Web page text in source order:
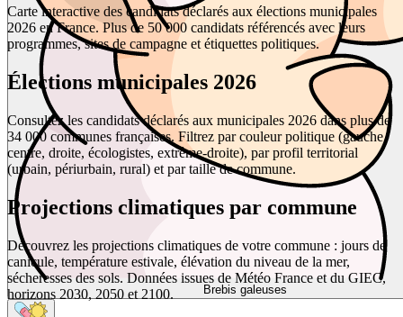
Brebis galeuses
Carte interactive des candidats déclarés aux élections municipales
2026 en France. Plus de 50 000 candidats référencés avec leurs
programmes, sites de campagne et étiquettes politiques.
Élections municipales 2026
Consultez les candidats déclarés aux municipales 2026 dans plus de
34 000 communes françaises. Filtrez par couleur politique (gauche,
centre, droite, écologistes, extrême-droite), par profil territorial
(urbain, périurbain, rural) et par taille de commune.
Projections climatiques par commune
Découvrez les projections climatiques de votre commune : jours de
canicule, température estivale, élévation du niveau de la mer,
sécheresses des sols. Données issues de Météo France et du GIEC,
horizons 2030, 2050 et 2100.